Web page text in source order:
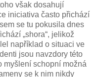
však dosahují
iniciativa často přichází
se tu pokusila dnes
„shora“, jelikož
například o situaci ve
jsou navzdory této
myšlení schopní možná
se k nim nikdy